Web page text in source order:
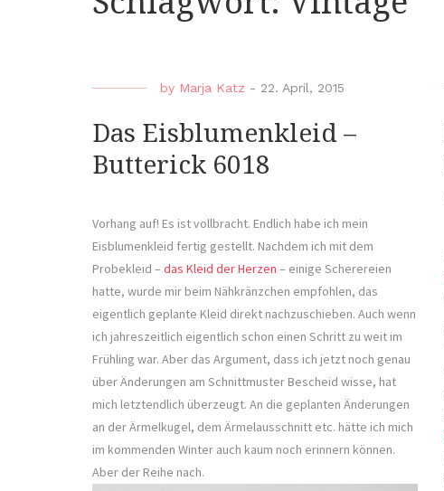
by Marja Katz - 22. April, 2015
Das Eisblumenkleid –
Butterick 6018
Vorhang auf! Es ist vollbracht. Endlich habe ich mein
Eisblumenkleid fertig gestellt. Nachdem ich mit dem
Probekleid – das Kleid der Herzen – einige Scherereien
hatte, wurde mir beim Nähkränzchen empfohlen, das
eigentlich geplante Kleid direkt nachzuschieben. Auch wenn
ich jahreszeitlich eigentlich schon einen Schritt zu weit im
Frühling war. Aber das Argument, dass ich jetzt noch genau
über Änderungen am Schnittmuster Bescheid wisse, hat
mich letztendlich überzeugt. An die geplanten Änderungen
an der Ärmelkugel, dem Ärmelausschnitt etc. hätte ich mich
im kommenden Winter auch kaum noch erinnern können.
Aber der Reihe nach.